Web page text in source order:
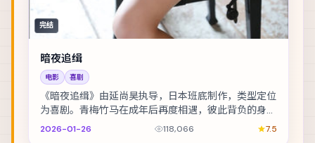
完结
暗夜追缉
电影 喜剧
《暗夜追缉》由延尚昊执导，日本班底制作，类型定位
为喜剧。青梅竹马在成年后再度相遇，彼此背负的身份
却水火不容。主演包括黄渤、黄政民、宋佳 等，表演...
2026-01-26 118,066 7.5